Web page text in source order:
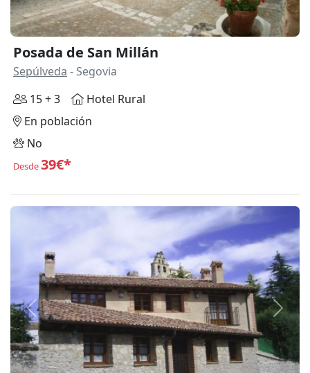
Posada de San Millán
Sepúlveda - Segovia
15 + 3
Hotel Rural
En población
No
Desde39€*
Anterior